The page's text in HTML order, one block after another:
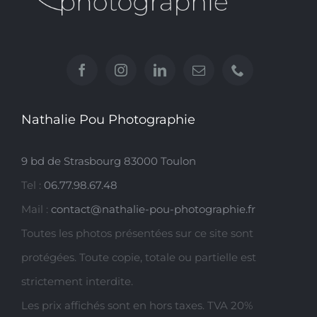
Nathalie Pou Photographie
9 bd de Strasbourg 83000 Toulon
Tel : 06.77.98.67.48
Mail : contact@nathalie-pou-photographie.fr
Toutes les photos présentées sur ce site sont
protégées. Toute copie, totale ou partielle est
strictement interdite.
Les prix affichés sont en hors taxes. TVA 20%